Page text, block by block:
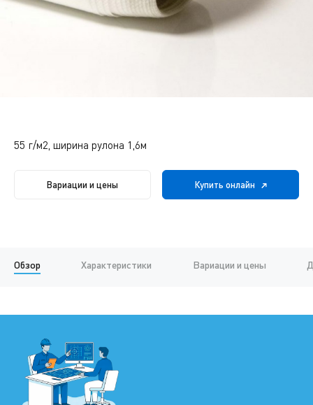
55 г/м2, ширина рулона 1,6м
Вариации и цены Купить онлайн
Обзор Характеристики Вариации и цены